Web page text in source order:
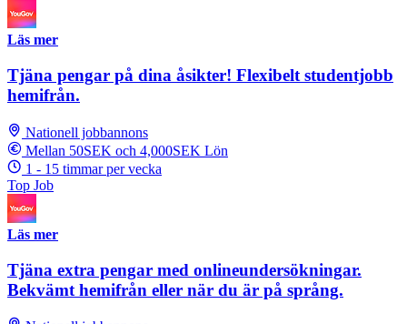
Läs mer
Tjäna pengar på dina åsikter! Flexibelt studentjobb
hemifrån.
Nationell jobbannons
Mellan 50SEK och 4,000SEK Lön
1 - 15 timmar per vecka
Top Job
Läs mer
Tjäna extra pengar med onlineundersökningar.
Bekvämt hemifrån eller när du är på språng.